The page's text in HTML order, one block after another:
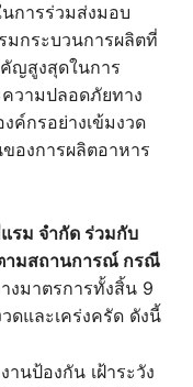
การร่วมส่งมอบ
มกระบวนการผลิตที่
ญสูงสุดในการ
ามปลอดภัยทาง
ค์กรอย่างเข้มงวด
องการผลิตอาหาร
รม จำกัด ร่วมกับ
ามสถานการณ์ กรณี
งมาตรการทั้งสิ้น 9
ดและเคร่งครัด ดังนี้
นป้องกัน เฝ้าระวัง